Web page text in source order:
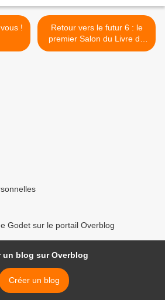
!
Retour vers le futur 6 : le
premier Salon du Livre du
Monde Arabe à Nancy >
Godet sur le portail Overblog
un blog sur Overblog
Créer un blog